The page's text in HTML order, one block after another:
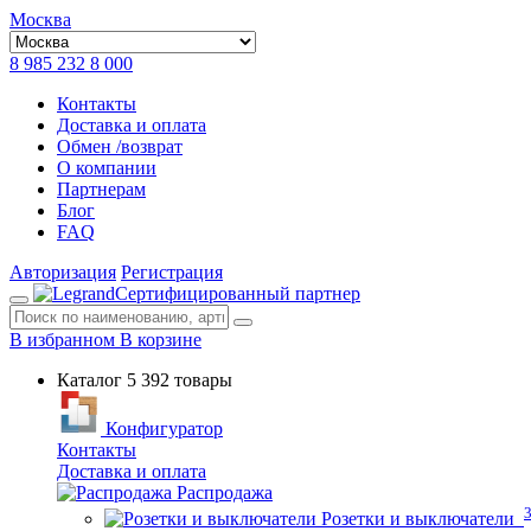
Москва
8 985 232 8 000
Контакты
Доставка и оплата
Обмен /возврат
О компании
Партнерам
Блог
FAQ
Авторизация Регистрация
Сертифицированный партнер
В избранном В корзине
Каталог 5 392 товары
Конфигуратор
Контакты
Доставка и оплата
Распродажа
Розетки и выключатели